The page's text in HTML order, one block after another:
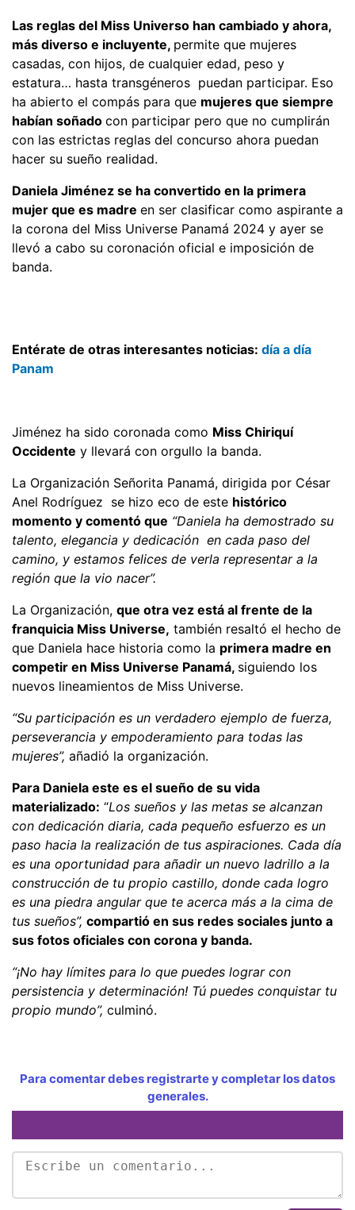
Las reglas del Miss Universo han cambiado y ahora,
más diverso e incluyente, permite que mujeres
casadas, con hijos, de cualquier edad, peso y
estatura… hasta transgéneros puedan participar. Eso
ha abierto el compás para que mujeres que siempre
habían soñado con participar pero que no cumplirán
con las estrictas reglas del concurso ahora puedan
hacer su sueño realidad.
Daniela Jiménez se ha convertido en la primera
mujer que es madre en ser clasificar como aspirante a
la corona del Miss Universe Panamá 2024 y ayer se
llevó a cabo su coronación oficial e imposición de
banda.
Entérate de otras interesantes noticias: día a día
Panam
Jiménez ha sido coronada como Miss Chiriquí
Occidente y llevará con orgullo la banda.
La Organización Señorita Panamá, dirigida por César
Anel Rodríguez se hizo eco de este histórico
momento y comentó que “Daniela ha demostrado su
talento, elegancia y dedicación en cada paso del
camino, y estamos felices de verla representar a la
región que la vio nacer”.
La Organización, que otra vez está al frente de la
franquicia Miss Universe, también resaltó el hecho de
que Daniela hace historia como la primera madre en
competir en Miss Universe Panamá, siguiendo los
nuevos lineamientos de Miss Universe.
“Su participación es un verdadero ejemplo de fuerza,
perseverancia y empoderamiento para todas las
mujeres”, añadió la organización.
Para Daniela este es el sueño de su vida
materializado: “Los sueños y las metas se alcanzan
con dedicación diaria, cada pequeño esfuerzo es un
paso hacia la realización de tus aspiraciones. Cada día
es una oportunidad para añadir un nuevo ladrillo a la
construcción de tu propio castillo, donde cada logro
es una piedra angular que te acerca más a la cima de
tus sueños”, compartió en sus redes sociales junto a
sus fotos oficiales con corona y banda.
“¡No hay límites para lo que puedes lograr con
persistencia y determinación! Tú puedes conquistar tu
propio mundo”, culminó.
Para comentar debes registrarte y completar los datos
generales.